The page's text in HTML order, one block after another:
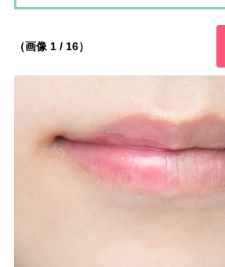
（画像 1 / 16）